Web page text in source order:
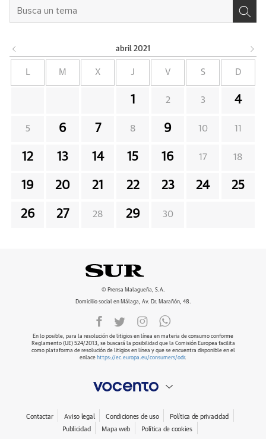
abril 2021
L M X J V S D
1 2 3 4
5 6 7 8 9 10 11
12 13 14 15 16 17 18
19 20 21 22 23 24 25
26 27 28 29 30
© Prensa Malagueña, S.A.
Domicilio social en Málaga, Av. Dr. Marañón, 48.
En lo posible, para la resolución de litigios en línea en materia de consumo conforme
Reglamento (UE) 524/2013, se buscará la posibilidad que la Comisión Europea facilita
como plataforma de resolución de litigios en línea y que se encuentra disponible en el
enlace https://ec.europa.eu/consumers/odr.
Contactar Aviso legal Condiciones de uso
Política de privacidad
Publicidad
Mapa web Política de cookies